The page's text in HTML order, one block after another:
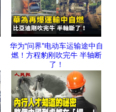
华为“问界”电动车运输途中自
燃！方程豹刚吹完牛 半轴断
了！